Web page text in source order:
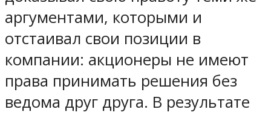
аргументами, которыми и
отстаивал свои позиции в
компании: акционеры не имеют
права принимать решения без
ведома друг друга. В результате